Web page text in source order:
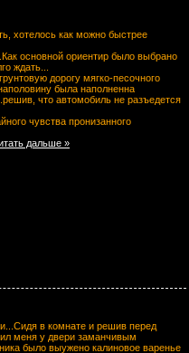
хотелось как можно быстрее
основной ориентир было выбрано
ждать...
дорогу мягко-песочного
была наполненна
что автомобиль не разъедется
чувства пронизанного
дальше »
в комнате и решив перед
меня у двери заманчивым
было выужено калиновое варенье